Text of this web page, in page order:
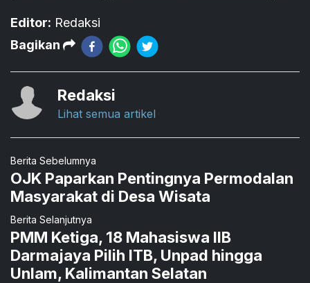
Editor: Redaksi
Bagikan
Redaksi
Lihat semua artikel
Berita Sebelumnya
OJK Paparkan Pentingnya Permodalan
Masyarakat di Desa Wisata
Berita Selanjutnya
PMM Ketiga, 18 Mahasiswa IIB
Darmajaya Pilih ITB, Unpad hingga
Unlam, Kalimantan Selatan